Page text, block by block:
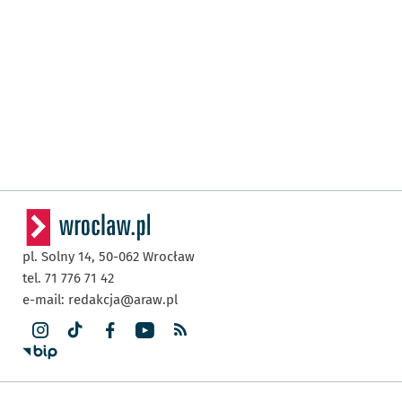
pl. Solny 14, 50-062 Wrocław
tel. 71 776 71 42
e-mail: redakcja@araw.pl